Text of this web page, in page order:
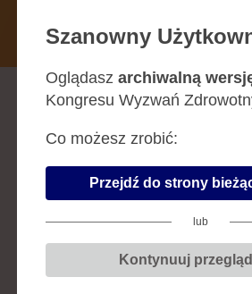
B C D F G H J K L
JERZY
Firma:
Specjalistyczny
Stanowisko:
Szanowny
Oglądasz archiwalną
Kongresu Wyzwań
Co możesz zrobić:
Przejdź do strony
lub
Kontynuuj